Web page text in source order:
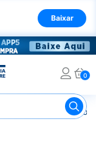
Baixar
0
Remédio